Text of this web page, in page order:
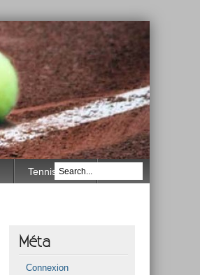
Tennis Race
Méta
Connexion